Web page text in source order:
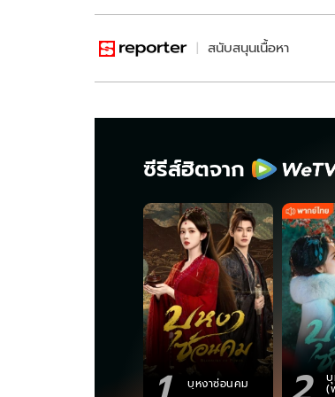
สนับสนุนเนื้อหา
ซีรีส์ฮิตจาก
บุหงาซ่อนคม (